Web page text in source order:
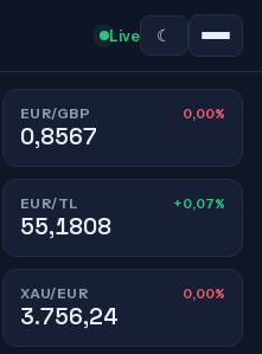
Live ☾
EUR/GBP 0,00%
0,8567
EUR/TL +0,07%
55,1808
XAU/EUR 0,00%
3.756,24